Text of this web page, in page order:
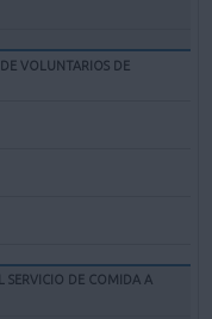
VOLUNTARIOS DE
SERVICIO DE COMIDA A